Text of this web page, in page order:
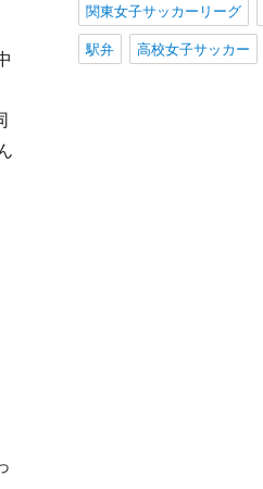
関東女子サッカーリーグ
駅弁 高校女子サッカー